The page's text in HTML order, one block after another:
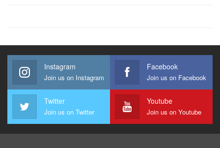
Instagram
Join us on Instagram
Facebook
Join us on Facebook
Twitter
Join us on Twitter
Youtube
Join us on Youtube